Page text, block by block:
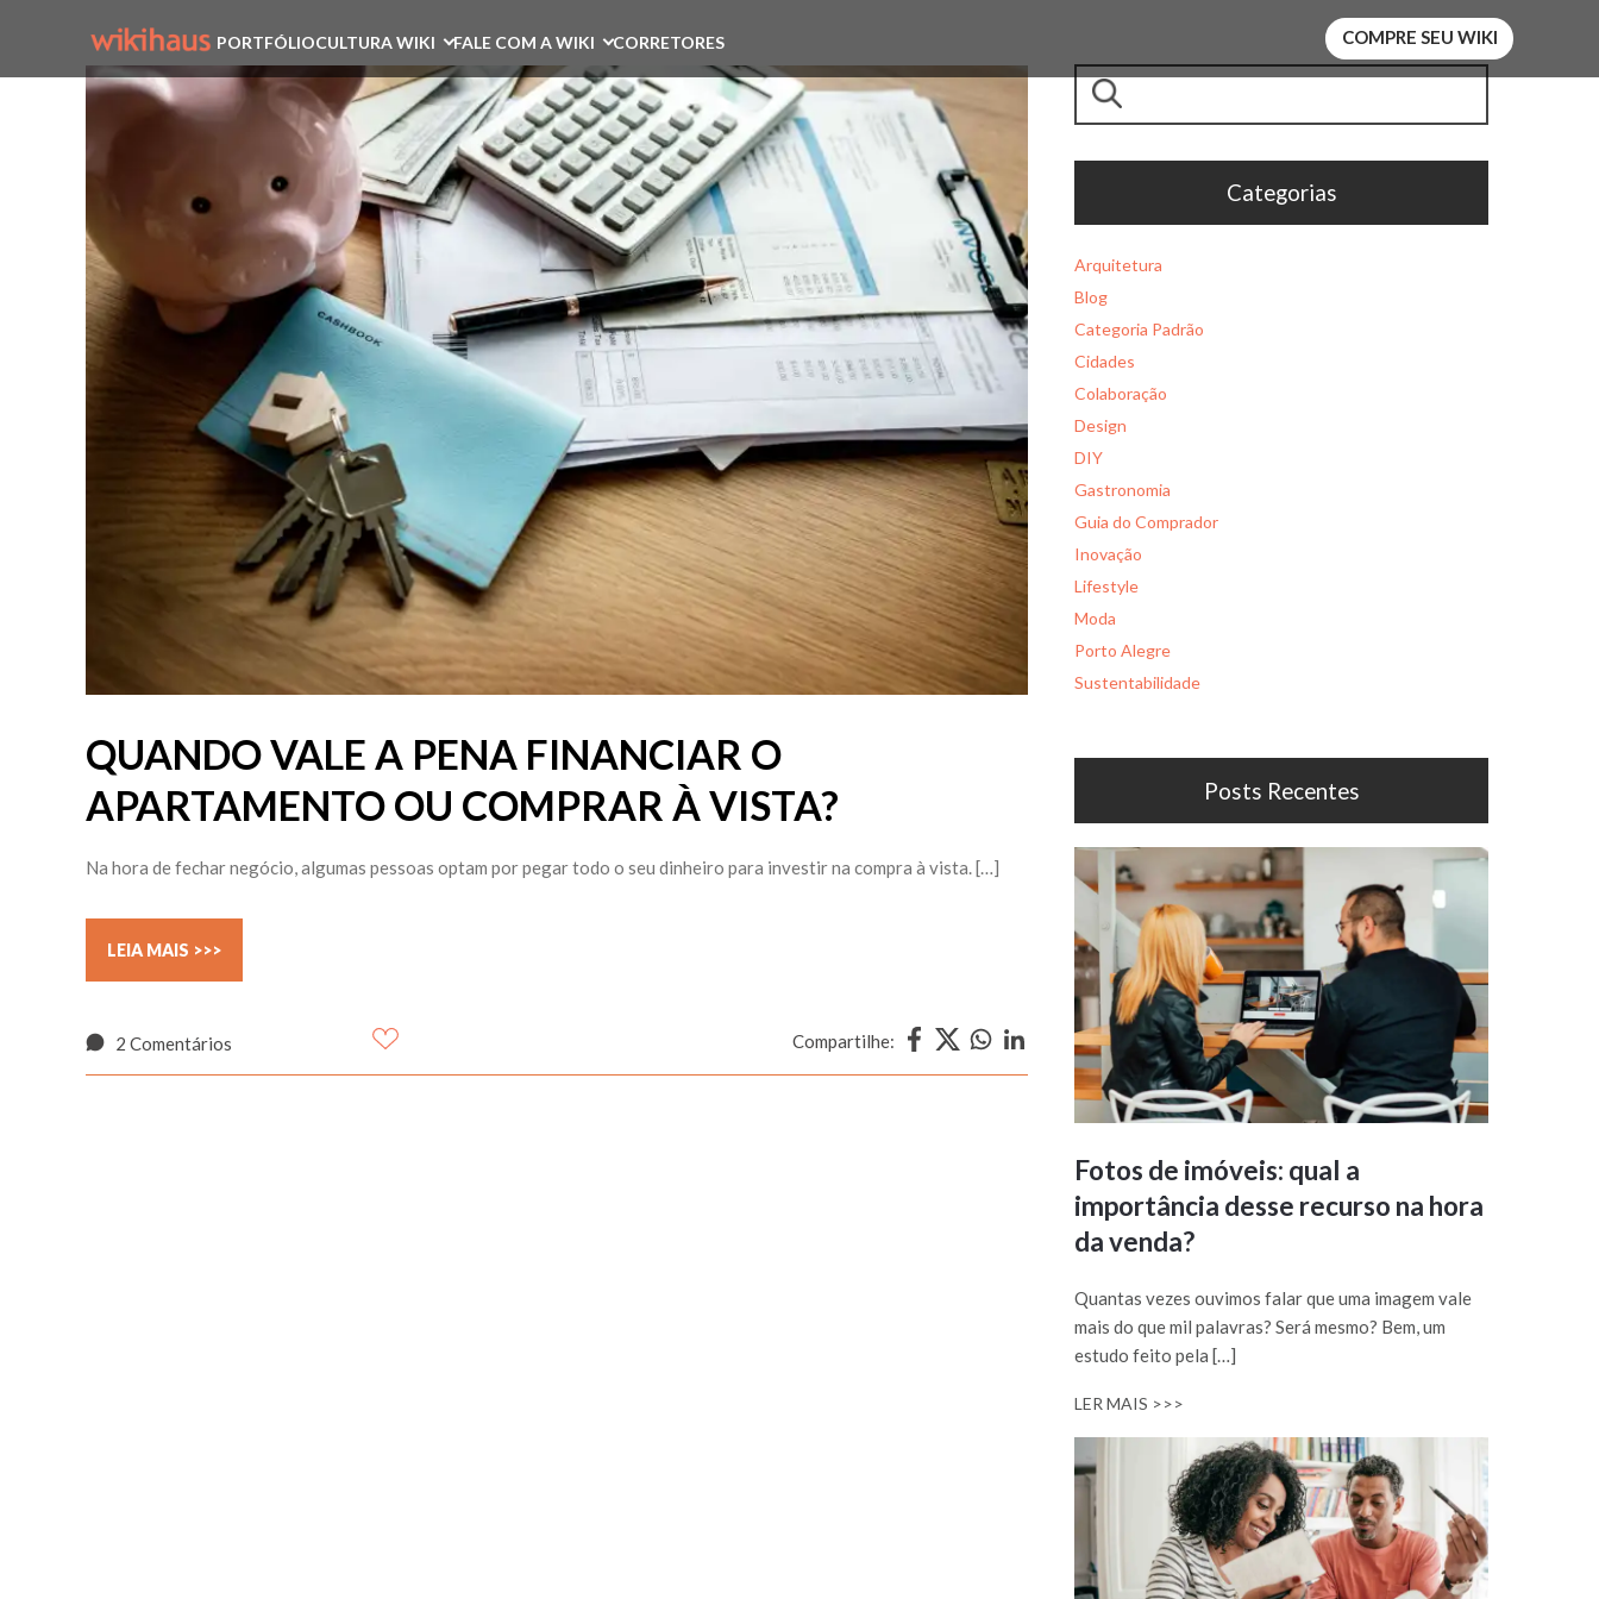
PORTFÓLIOCULTURA WIKI FALE COM A WIKI CORRETORES COMPRE SEU WIKI
QUANDO VALE A PENA FINANCIAR O
APARTAMENTO OU COMPRAR À VISTA?
Na hora de fechar negócio, algumas pessoas optam por pegar todo o seu dinheiro para investir na compra à vista. […]
LEIA MAIS >>>
2 Comentários Compartilhe:
Pesquisar
Categorias
Arquitetura
Blog
Categoria Padrão
Cidades
Colaboração
Design
DIY
Gastronomia
Guia do Comprador
Inovação
Lifestyle
Moda
Porto Alegre
Sustentabilidade
Posts Recentes
Fotos de imóveis: qual a
importância desse recurso na hora
da venda?
Quantas vezes ouvimos falar que uma imagem vale
mais do que mil palavras? Será mesmo? Bem, um
estudo feito pela […]
LER MAIS >>>